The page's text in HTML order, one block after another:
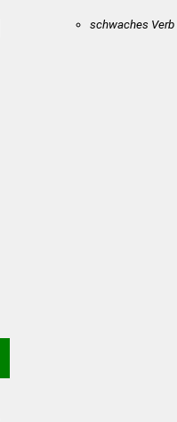
schwaches